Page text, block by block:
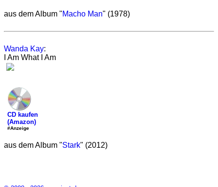
aus dem Album "Macho Man" (1978)
Wanda Kay:
I Am What I Am
CD kaufen
(Amazon)
#Anzeige
aus dem Album "Stark" (2012)